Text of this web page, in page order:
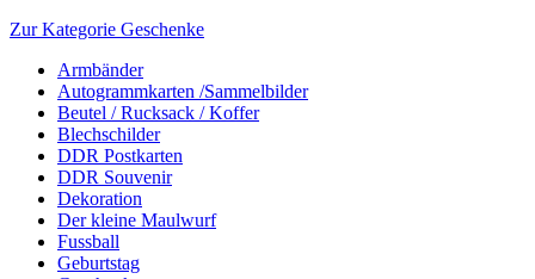
Zur Kategorie Geschenke
Armbänder
Autogrammkarten /Sammelbilder
Beutel / Rucksack / Koffer
Blechschilder
DDR Postkarten
DDR Souvenir
Dekoration
Der kleine Maulwurf
Fussball
Geburtstag